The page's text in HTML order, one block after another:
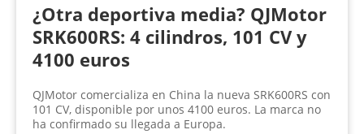
¿Otra deportiva media? QJMotor
SRK600RS: 4 cilindros, 101 CV y
4100 euros
QJMotor comercializa en China la nueva SRK600RS con
101 CV, disponible por unos 4100 euros. La marca no
ha confirmado su llegada a Europa.